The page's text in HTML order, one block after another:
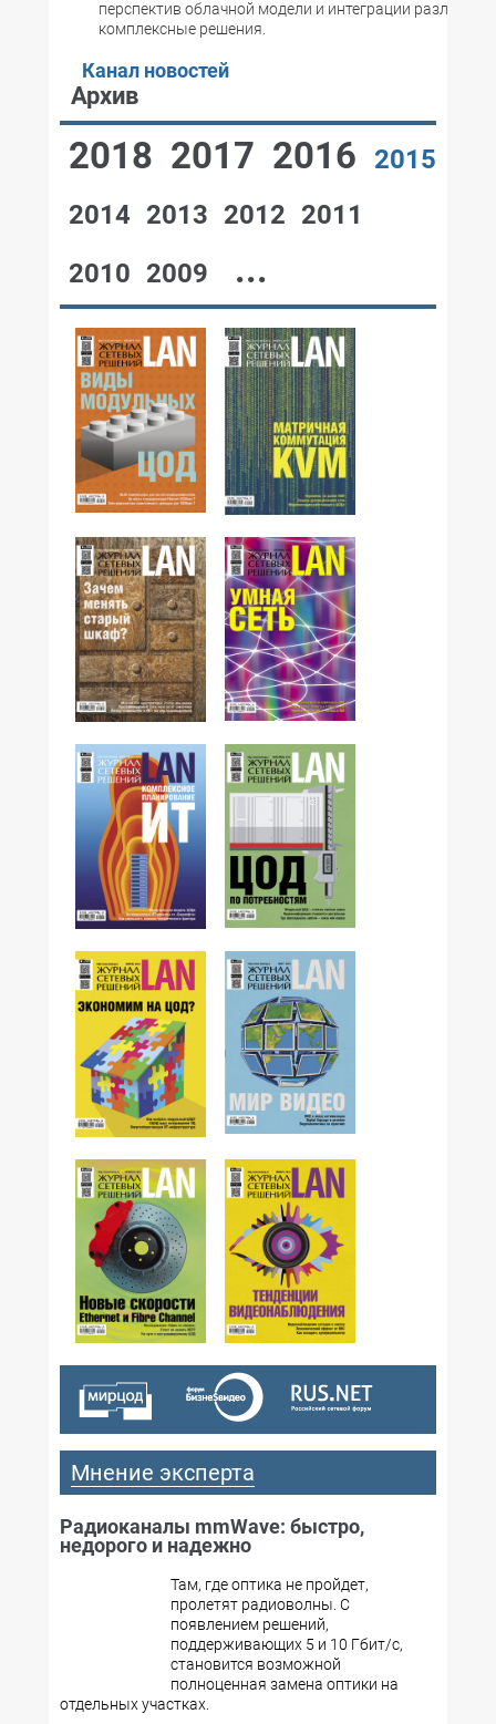
перспектив облачной модели и интеграции различных
комплексные решения.
Канал новостей
Архив
2018 2017 2016
2015
2014 2013 2012 2011
2010 2009 ...
№12,2015 №11,2015
№10,2015 №09,2015
№07-08,2015 №05-06,2015
№04,2015 №03,2015
№02,2015 №01,2015
Мнение эксперта
Радиоканалы mmWave: быстро,
недорого и надежно
Там, где оптика не пройдет,
пролетят радиоволны. С
появлением решений,
поддерживающих 5 и 10 Гбит/с,
становится возможной
полноценная замена оптики на
отдельных участках.